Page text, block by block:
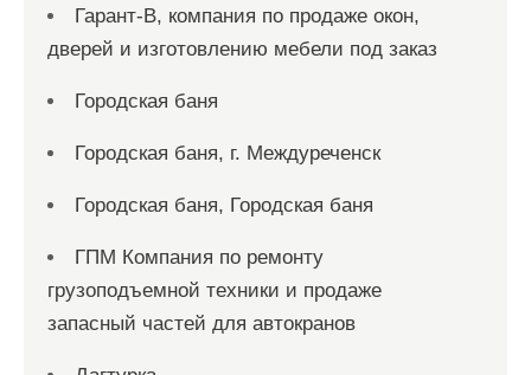
Гарант-В, компания по продаже окон,
дверей и изготовлению мебели под заказ
Городская баня
Городская баня, г. Междуреченск
Городская баня, Городская баня
ГПМ Компания по ремонту
грузоподъемной техники и продаже
запасный частей для автокранов